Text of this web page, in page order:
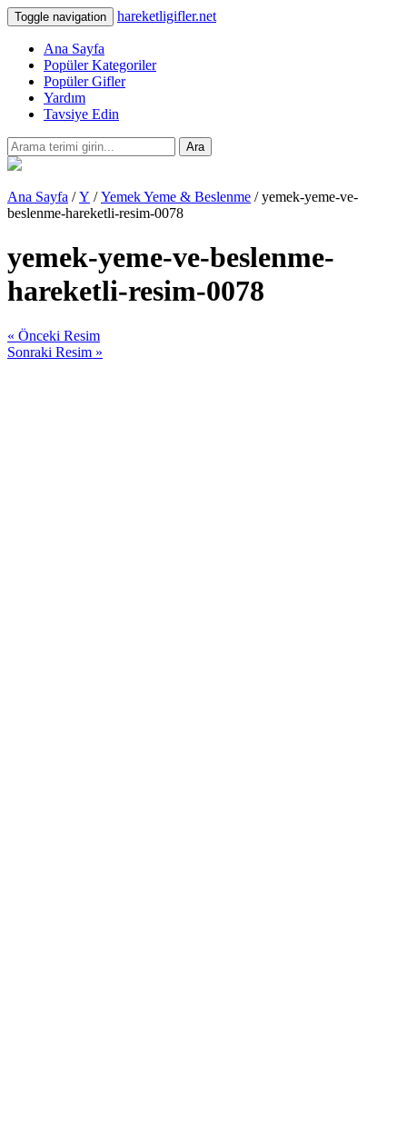
Toggle navigation hareketligifler.net
Ana Sayfa
Popüler Kategoriler
Popüler Gifler
Yardım
Tavsiye Edin
Ara
Ana Sayfa /Y /Yemek Yeme & Beslenme / yemek-yeme-ve-
beslenme-hareketli-resim-0078
yemek-yeme-ve-beslenme-
hareketli-resim-0078
« Önceki Resim
Sonraki Resim »